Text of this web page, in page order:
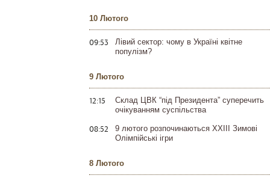
10 Лютого
09:53
Лівий сектор: чому в Україні квітне
популізм?
9 Лютого
12:15
Склад ЦВК “під Президента” суперечить
очікуванням суспільства
08:52
9 лютого розпочинаються XXIII Зимові
Олімпійські ігри
8 Лютого